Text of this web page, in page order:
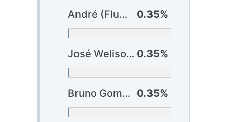
André (Fluminense) 0.35%
José Welison (Fortaleza) 0.35%
Bruno Gomes (Internacional) 0.35%